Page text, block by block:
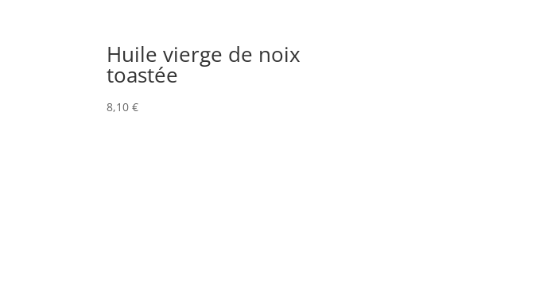
Huile vierge de noix
toastée
8,10€